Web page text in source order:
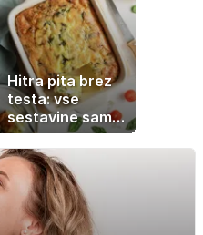
Hitra pita brez
testa: vse
sestavine samo
zmešate in
pečica opravi
ostalo